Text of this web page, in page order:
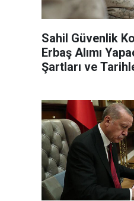
Sahil Güvenlik
Erbaş Alımı
Şartları ve